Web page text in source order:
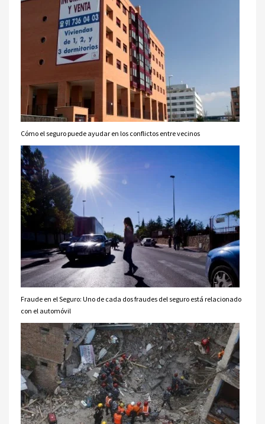
Cómo el seguro puede ayudar en los conflictos entre vecinos
Fraude en el Seguro: Uno de cada dos fraudes del seguro está relacionado
con el automóvil